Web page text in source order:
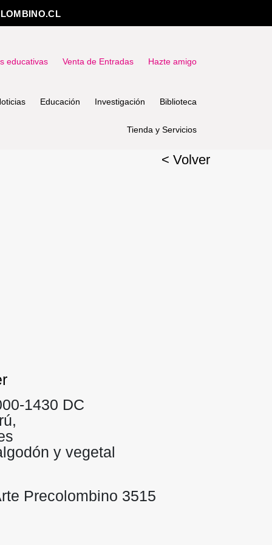
educativas Venta de Entradas Hazte amigo
Educación Investigación Biblioteca
Tienda y Servicios
< Volver
1430 DC
y vegetal
Precolombino 3515